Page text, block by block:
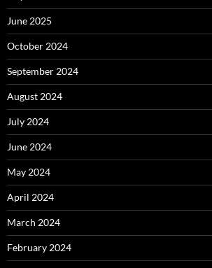
June 2025
October 2024
September 2024
August 2024
July 2024
June 2024
May 2024
April 2024
March 2024
February 2024